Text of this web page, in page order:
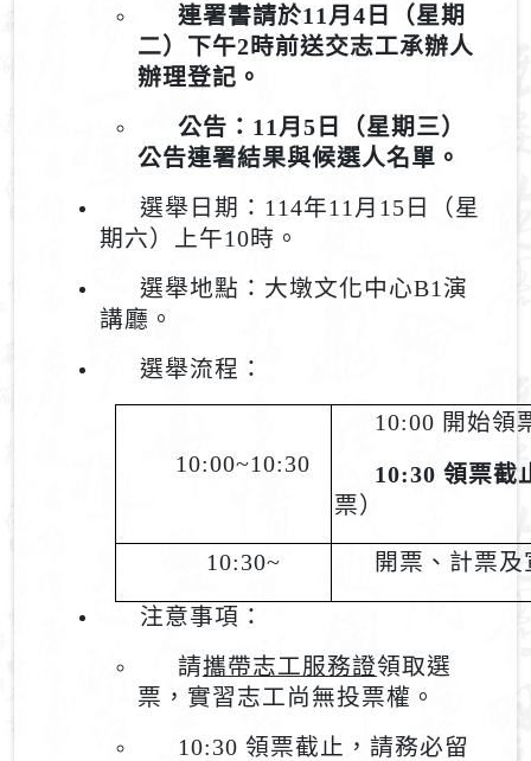
連署書請於11月4日（星期
二）下午2時前送交志工承辦人
辦理登記。
公告：11月5日（星期三）
公告連署結果與候選人名單。
選舉日期：114年11月15日（星
期六）上午10時。
選舉地點：大墩文化中心B1演
講廳。
選舉流程：
10:00~10:30
10:00 開始領
10:30領票截
票）
10:30~ 開票、計票
注意事項：
請攜帶志工服務證領取選
票，實習志工尚無投票權。
10:30 領票截止，請務必留